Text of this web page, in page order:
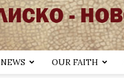
NEWS OUR FAITH